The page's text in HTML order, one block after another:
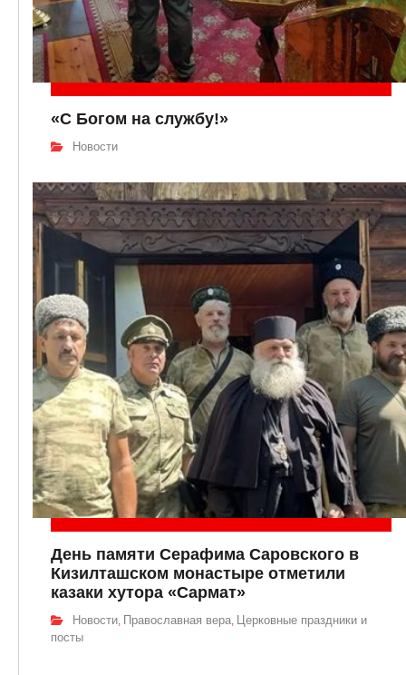
«С Богом на службу!»
Новости
День памяти Серафима Саровского в
Кизилташском монастыре отметили
казаки хутора «Сармат»
Новости Православная вера
Церковные праздники и
посты